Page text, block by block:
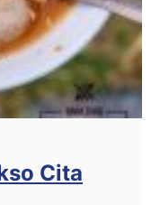
Cita